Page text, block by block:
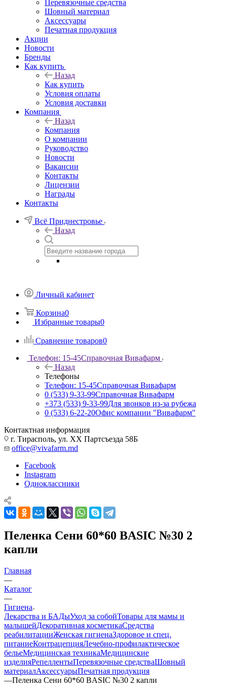
Перевязочные средства
Шовный материал
Аксессуары
Печатная продукция
Акции
Новости
Бренды
Как купить
Назад
Как купить
Условия оплаты
Условия доставки
Компания
Назад
Компания
О компании
Руководство
Новости
Вакансии
Контакты
Лицензии
Награды
Контакты
Всё Приднестровье
Назад
Личный кабинет
Корзина0
Избранные товары0
Сравнение товаров0
Телефон: 15-45Справочная Вивафарм
Назад
Телефоны
Телефон: 15-45Справочная Вивафарм
0 (533) 9-33-99Справочная Вивафарм
+373 (533) 9-33-99Для звонков из-за рубежа
0 (533) 6-22-20Офис компании "Вивафарм"
Контактная информация
г. Тирасполь, ул. ХХ Партсъезда 58Б
office@vivafarm.md
Facebook
Instagram
Одноклассники
Пеленка Сени 60*60 BASIC №30 2
капли
Главная
—
Каталог
—
Гигиена
Лекарства и БАДыУход за собойТовары для мамы и
малышейДекоративная косметикаСредства
реабилитацииЖенская гигиенаЗдоровое и спец.
питаниеКонтрацепцияЛечебно-профилактическое
бельеМедицинская техникаМедицинские
изделияРепеллентыПеревязочные средстваШовный
материалАксессуарыПечатная продукция
—Пеленка Сени 60*60 BASIC №30 2 капли